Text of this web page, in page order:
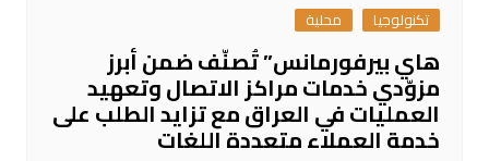
تكنولوجيا محلية
هاي بيرفورمانس” تُصنّف ضمن أبرز
مزوّدي خدمات مراكز الاتصال وتعهيد
العمليات في العراق مع تزايد الطلب على
خدمة العملاء متعددة اللغات